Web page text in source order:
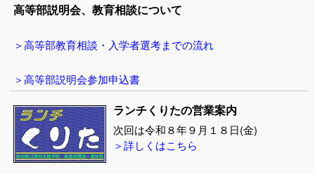
高等部説明会、教育相談について
＞高等部教育相談・入学者選考までの流れ
＞高等部説明会参加申込書
ランチくりたの営業案内
次回は令和８年９月１８日(金)
＞詳しくはこちら